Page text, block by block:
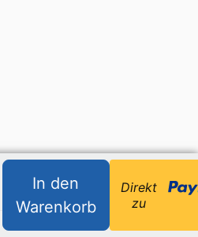
In den
Warenkorb
Direkt
zu